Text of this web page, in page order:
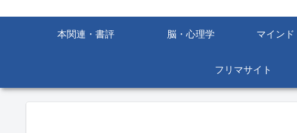
本関連・書評 脳・心理学 マイン
フリマサイト